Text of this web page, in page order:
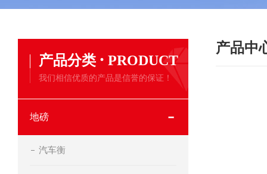
产品分类 · PRODUCT
我们相信优质的产品是信誉的保证！
地磅
汽车衡
产品中